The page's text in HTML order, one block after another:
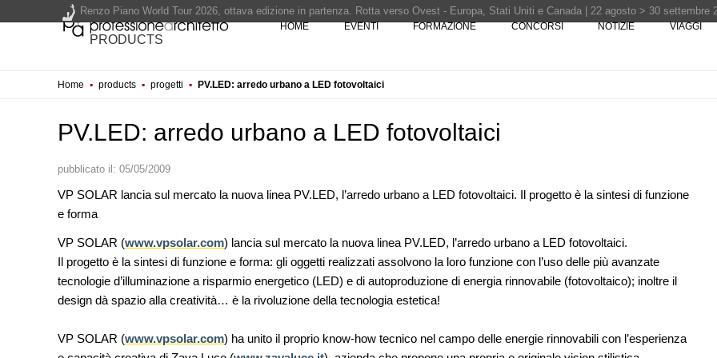
PRODUCTS
HOME EVENTI FORMAZIONE CONCORSI NOTIZIE VIAGGI
Home ▪ products ▪ progetti ▪ PV.LED: arredo urbano a LED fotovoltaici
PV.LED: arredo urbano a LED fotovoltaici
pubblicato il: 05/05/2009
VP SOLAR lancia sul mercato la nuova linea PV.LED, l’arredo urbano a LED fotovoltaici. Il progetto è la sintesi di funzione
e forma
VP SOLAR (www.vpsolar.com) lancia sul mercato la nuova linea PV.LED, l’arredo urbano a LED fotovoltaici.
Il progetto è la sintesi di funzione e forma: gli oggetti realizzati assolvono la loro funzione con l’uso delle più avanzate
tecnologie d’illuminazione a risparmio energetico (LED) e di autoproduzione di energia rinnovabile (fotovoltaico); inoltre il
design dà spazio alla creatività… è la rivoluzione della tecnologia estetica!
VP SOLAR (www.vpsolar.com) ha unito il proprio know-how tecnico nel campo delle energie rinnovabili con l’esperienza
I Cantieri by LandWorks 2026,
autocostruzione e vita comunitaria a
picco sul mare della Sardegna
08
CONCORSI
La ricarica dei profumi domestici in un
prodotto innovativo di design
UP-TO-DATE
Renzo Piano World Tour 2026, ottava edizione in partenza. Rotta verso Ovest - Europa, Stati Uniti e Canada | 22 agosto > 30 settembre